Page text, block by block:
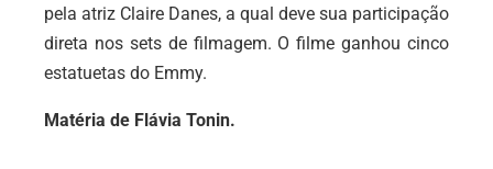
pela atriz Claire Danes, a qual deve sua participação
direta nos sets de filmagem. O filme ganhou cinco
estatuetas do Emmy.
Matéria de Flávia Tonin.